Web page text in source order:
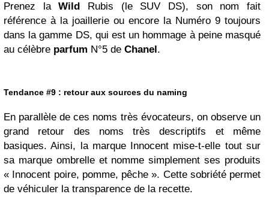
Prenez laWild Rubis (le SUV DS), son nom fait
référence à la joaillerie ou encore la Numéro 9 toujours
dans la gamme DS, qui est un hommage à peine masqué
au célèbre parfum N°5 de Chanel.
Tendance #9 : retour aux sources du naming
En parallèle de ces noms très évocateurs, on observe un
grand retour des noms très descriptifs et même
basiques. Ainsi, la marque Innocent mise-t-elle tout sur
sa marque ombrelle et nomme simplement ses produits
« Innocent poire, pomme, pêche ». Cette sobriété permet
de véhiculer la transparence de la recette.